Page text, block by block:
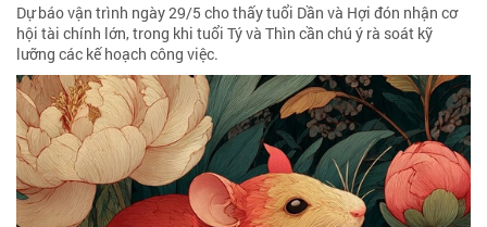
Dự báo vận trình ngày 29/5 cho thấy tuổi Dần và Hợi đón nhận cơ
hội tài chính lớn, trong khi tuổi Tý và Thìn cần chú ý rà soát kỹ
lưỡng các kế hoạch công việc.